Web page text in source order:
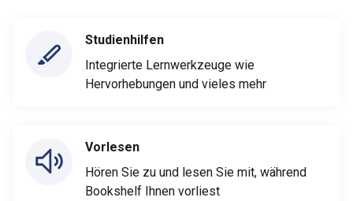
Studienhilfen
Integrierte Lernwerkzeuge wie
Hervorhebungen und vieles mehr
Vorlesen
Hören Sie zu und lesen Sie mit, während
Bookshelf Ihnen vorliest